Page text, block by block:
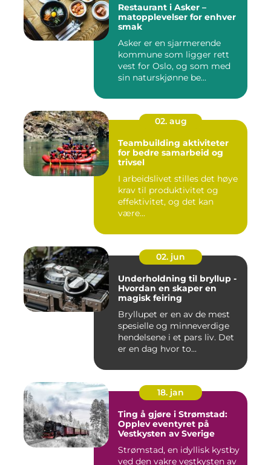
Restaurant i Asker –
matopplevelser for enhver
smak
Asker er en sjarmerende
kommune som ligger rett
vest for Oslo, og som med
sin naturskjønne be...
02. aug
Teambuilding aktiviteter
for bedre samarbeid og
trivsel
I arbeidslivet stilles det høye
krav til produktivitet og
effektivitet, og det kan
være...
02. jun
Underholdning til bryllup -
Hvordan en skaper en
magisk feiring
Bryllupet er en av de mest
spesielle og minneverdige
hendelsene i et pars liv. Det
er en dag hvor to...
18. jan
Ting å gjøre i Strømstad:
Opplev eventyret på
Vestkysten av Sverige
Strømstad, en idyllisk kystby
ved den vakre vestkysten av